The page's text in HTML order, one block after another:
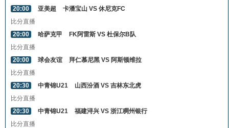
20:00
亚美超
卡潘宝山 VS 休尼克FC
比分直播
20:00
哈萨克甲
FK阿雷斯 VS 杜保尔B队
比分直播
20:00
球会友谊
拜仁慕尼黑 VS 阿斯顿维拉
比分直播
20:30
中青锦U21
山西汾酒 VS 吉林东北虎
比分直播
20:30
中青锦U21
福建浔兴 VS 浙江稠州银行
比分直播